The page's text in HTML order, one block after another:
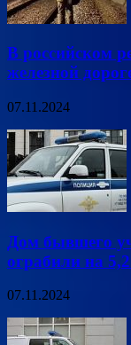
В российском
железной
07.11.2024
Дом бывшего
ограбили на
07.11.2024